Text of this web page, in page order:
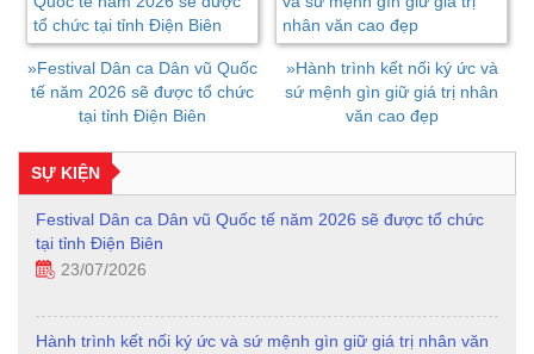
»Festival Dân ca Dân vũ Quốc
tế năm 2026 sẽ được tổ chức
tại tỉnh Điện Biên
»Hành trình kết nối ký ức và
sứ mệnh gìn giữ giá trị nhân
văn cao đẹp
SỰ KIỆN
Festival Dân ca Dân vũ Quốc tế năm 2026 sẽ được tổ chức
tại tỉnh Điện Biên
23/07/2026
Hành trình kết nối ký ức và sứ mệnh gìn giữ giá trị nhân văn